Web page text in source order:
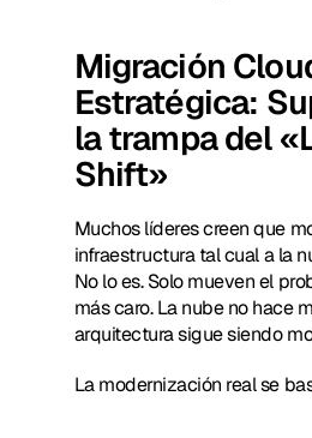
Migración
Estratégica:
la trampa del
Shift»
Muchos líderes creen que
infraestructura tal cual a la
No lo es. Solo mueven el
más caro. La nube no hace
arquitectura sigue siendo
La modernización real se